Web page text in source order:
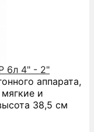
6л 4" - 2"
аппарата,
и
38,5 см